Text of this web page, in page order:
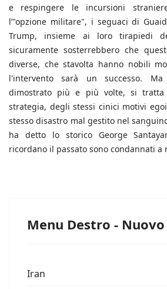
e respingere le incursioni
l’"opzione militare", i seguaci di
Trump, insieme ai loro tirapiedi
sicuramente sosterrebbero che
diverse, che stavolta hanno nobili
l'intervento sarà un successo.
dimostrato più e più volte, si tratta
strategia, degli stessi cinici motivi
stesso disastro mal gestito nel
ha detto lo storico George
ricordano il passato sono condannati a
Menu Destro - Nuovo
Iran